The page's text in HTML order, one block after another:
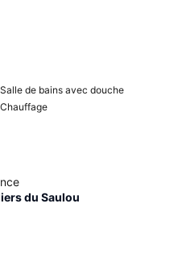
Salle de bains avec douche
Chauffage
du Saulou